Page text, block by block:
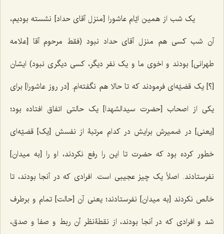
یک شب از همین ایّام عاشورا [منزل آقای حداد] نشسته بودیم،
آن شب کسی هم منزل آقای حداد نبود (فقط مرحوم آقا [علامه
طهرانی] بودند و اخوی ما و یک نفر دیگر، کسی دیگری نبود) ایشان
[؟] یک قضیّه‌ای فرمودند که تا حالا هم نگفته‌ام. [در روز عاشورا] برای
یکی از اصحاب [حضرت سیدالشهدا] یک حالتی اتفاق افتاده بود؛
[یعنی] در ضمیرش برایش در کدام مرتبۀ از نفسش [یک] قضیّه‌ای
خطور کرده بود که حضرت تا این را رفع نکردند، او را [به میدان]
نفرستادند. اصلاً یک چیز عجیبی است. افرادی که در آنجا بودند، تا
خالص نکردند [به میدان] نفرستادند؛ یعنی آن [حالت] تمام و برطرف
شد و افرادی که در آنجا بودند، از نقطۀنظر آن ربط و صفا و صدق،